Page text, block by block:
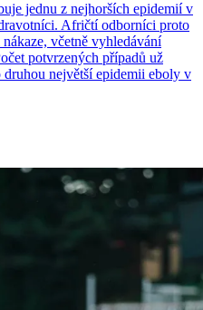
jednu z nejhorších epidemií v
Afričtí odborníci proto
včetně vyhledávání
potvrzených případů už
největší epidemii eboly v